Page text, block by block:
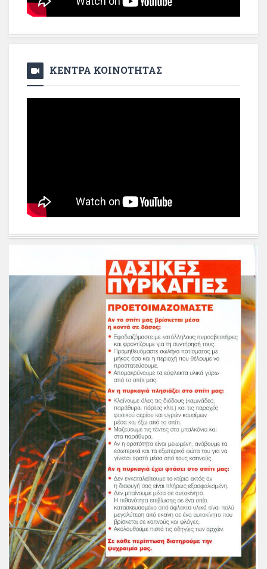
ΚΕΝΤΡΑ ΚΟΙΝΟΤΗΤΑΣ